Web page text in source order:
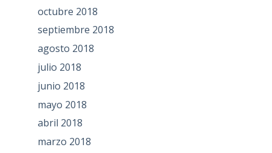
octubre 2018
septiembre 2018
agosto 2018
julio 2018
junio 2018
mayo 2018
abril 2018
marzo 2018